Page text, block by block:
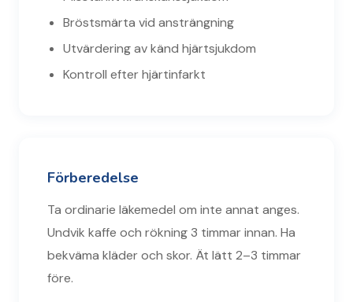
Bröstsmärta vid ansträngning
Utvärdering av känd hjärtsjukdom
Kontroll efter hjärtinfarkt
Förberedelse
Ta ordinarie läkemedel om inte annat anges.
Undvik kaffe och rökning 3 timmar innan. Ha
bekväma kläder och skor. Ät lätt 2–3 timmar
före.